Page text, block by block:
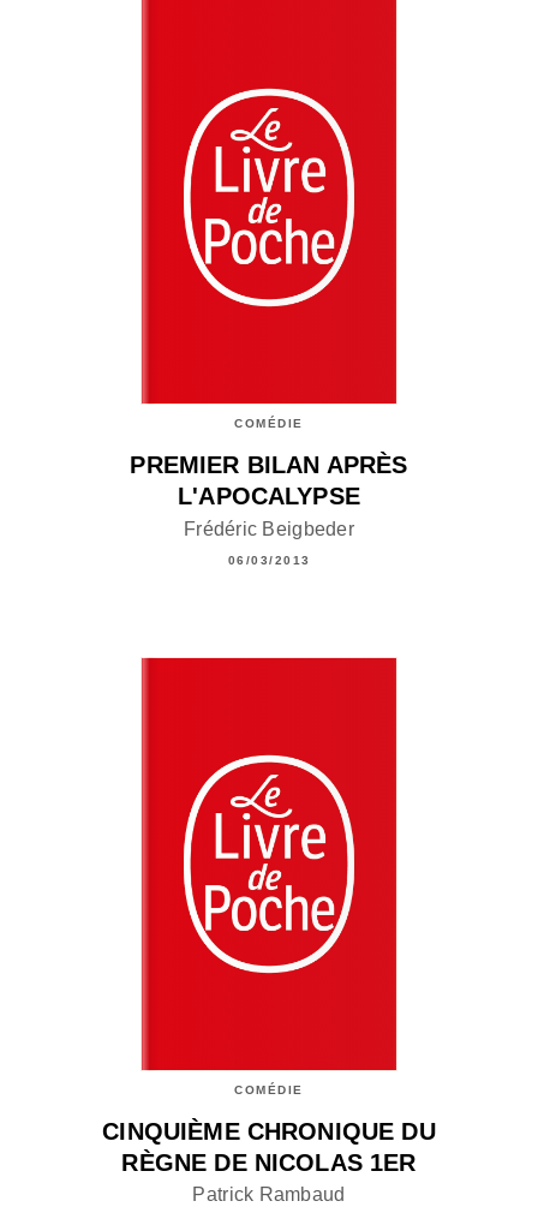
COMÉDIE
PREMIER BILAN APRÈS
L'APOCALYPSE
Frédéric Beigbeder
06/03/2013
COMÉDIE
CINQUIÈME CHRONIQUE DU
RÈGNE DE NICOLAS 1ER
Patrick Rambaud